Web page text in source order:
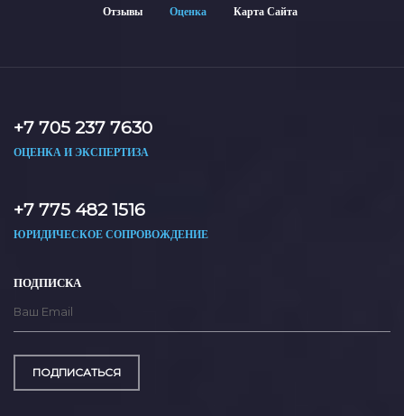
Отзывы
Оценка Карта Сайта
+7 705 237 7630
ОЦЕНКА И ЭКСПЕРТИЗА
+7 775 482 1516
ЮРИДИЧЕСКОЕ СОПРОВОЖДЕНИЕ
ПОДПИСКА
ПОДПИСАТЬСЯ